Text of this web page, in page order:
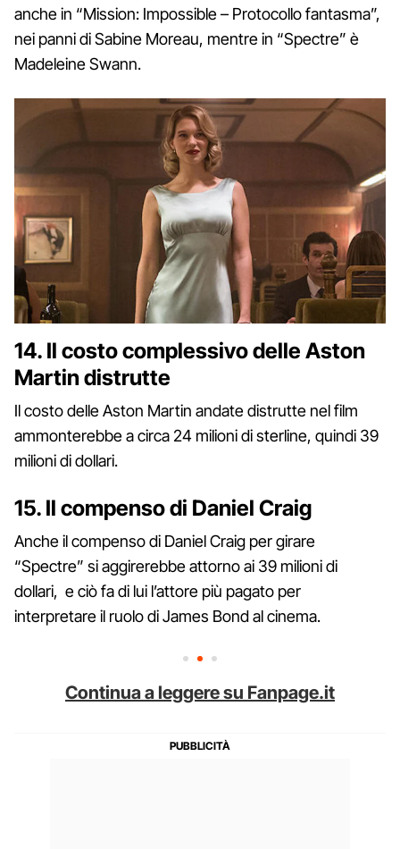
anche in “Mission: Impossible – Protocollo fantasma”,
nei panni di Sabine Moreau, mentre in “Spectre” è
Madeleine Swann.
14. Il costo complessivo delle Aston
Martin distrutte
Il costo delle Aston Martin andate distrutte nel film
ammonterebbe a circa 24 milioni di sterline, quindi 39
milioni di dollari.
15. Il compenso di Daniel Craig
Anche il compenso di Daniel Craig per girare
“Spectre” si aggirerebbe attorno ai 39 milioni di
dollari, e ciò fa di lui l’attore più pagato per
interpretare il ruolo di James Bond al cinema.
Continua a leggere su Fanpage.it